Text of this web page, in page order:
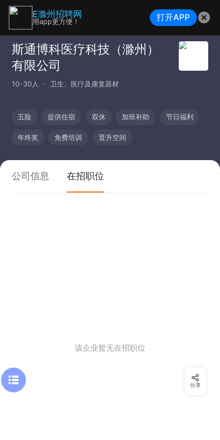
斯通博科医疗科技（滁州）
有限公司
10-30人 卫生、医疗及康复器材
五险 提供住宿 双休 加班补助 节日福利
年终奖 免费培训 晋升空间
公司信息 在招职位
该企业暂无在招职位
分享
E滁州招聘网
用app更方便！ 打开APP